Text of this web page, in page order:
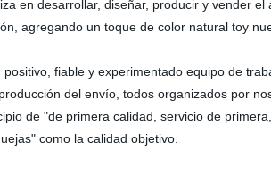
en desarrollar, diseñar, producir y vender
agregando un toque de color natural toy
positivo, fiable y experimentado equipo de
del envío, todos organizados por
de "de primera calidad, servicio de
como la calidad objetivo.